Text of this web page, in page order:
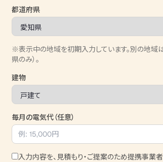
都道府県
※表示中の地域を初期入力しています。別の地域
県のみ）。
建物
毎月の電気代（任意）
入力内容を、見積もり・ご提案のため提携事業